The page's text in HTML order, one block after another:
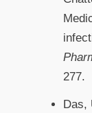
277.
Das,